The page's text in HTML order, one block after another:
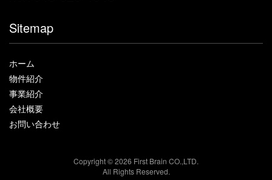
Sitemap
ホーム
物件紹介
事業紹介
会社概要
お問い合わせ
Copyright ©2026 First Brain CO.,LTD.
All Rights Reserved.